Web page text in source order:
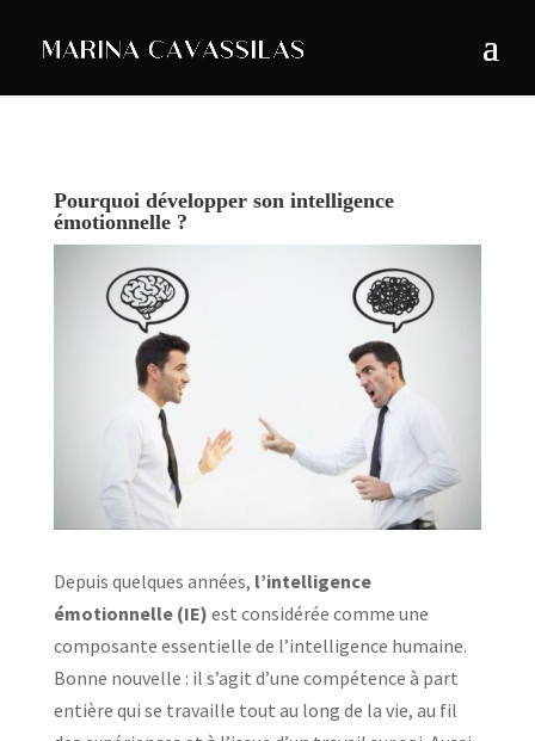
Pourquoi développer son intelligence
émotionnelle ?
Depuis quelques années, l’intelligence
émotionnelle (IE) est considérée comme une
composante essentielle de l’intelligence humaine.
Bonne nouvelle : il s’agit d’une compétence à part
entière qui se travaille tout au long de la vie, au fil